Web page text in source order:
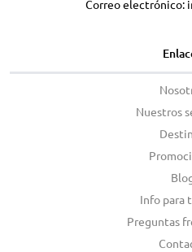
Correo electrónico:
Nuestros
Info para
Preguntas